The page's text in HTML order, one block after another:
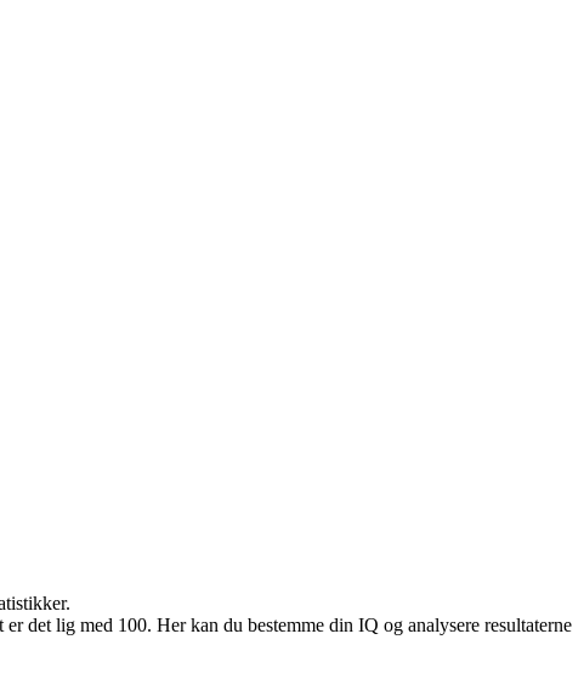
det lig med 100. Her kan du bestemme din IQ og analysere resultaterne